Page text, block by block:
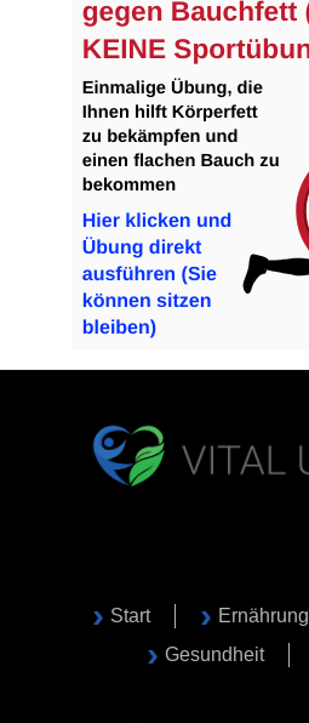
Start Ernährung
Gesundheit